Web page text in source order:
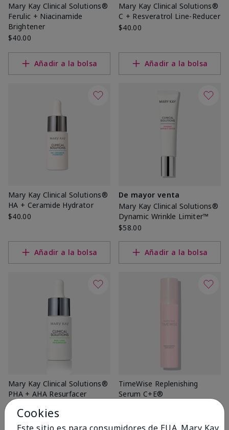
Mary Kay Clinical Solutions®
Ferulic + Niacinamide
Brightener
$40.00
Añadir a la bolsa
Mary Kay Clinical Solutions®
C + Resveratrol Line-Reducer
$40.00
Añadir a la bolsa
Mary Kay Clinical Solutions®
HA + Ceramide Hydrator
$40.00
Añadir a la bolsa
De mayor venta
Mary Kay Clinical Solutions®
Dynamic Wrinkle Limiter™
$58.00
Añadir a la bolsa
Mary Kay Clinical Solutions®
PHA + AHA Resurfacer
$40.00
TimeWise Replenishing
Serum C+E®
Cookies
Este sitio es para consumidores de EUA. Mary Kay